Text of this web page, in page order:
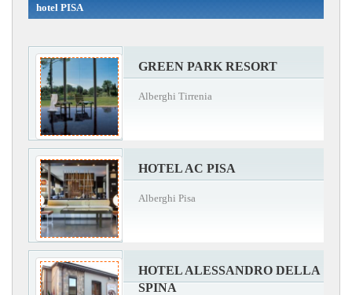
hotel PISA
GREEN PARK RESORT
Alberghi Tirrenia
HOTEL AC PISA
Alberghi Pisa
HOTEL ALESSANDRO DELLA
SPINA